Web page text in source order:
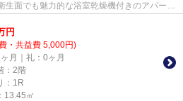
生面でも魅力的な浴室乾燥機付きのアパート
円
・共益費 5,000円)
月｜礼：0ヶ月
：2階
：1R
13.45㎡